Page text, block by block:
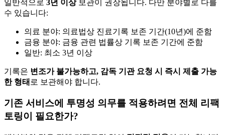
일반적으로 3년 이상보관이 권장됩니다. 다만 분야별로 다를
수 있습니다:
의료 분야: 의료법상 진료기록 보존 기간(10년)에 준함
금융 분야: 금융 관련 법률상 기록 보존 기간에 준함
일반: 최소 3년 이상
기록은 변조가 불가능하고, 감독 기관 요청 시 즉시 제출 가능
한 형태 로 보관해야 합니다.
기존 서비스에 투명성 의무를 적용하려면 전체 리팩
토링이 필요한가?